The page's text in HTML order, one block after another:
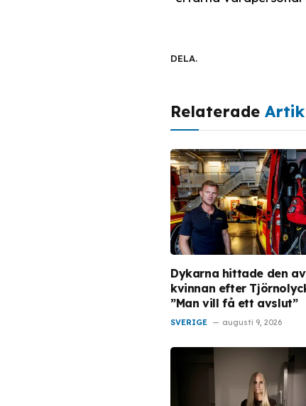
DELA.
Relaterade
Dykarna hittade den
kvinnan efter
”Man vill få ett avslut”
SVERIGE augusti 9, 2026